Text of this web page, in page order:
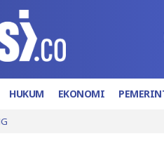
HUKUM EKONOMI